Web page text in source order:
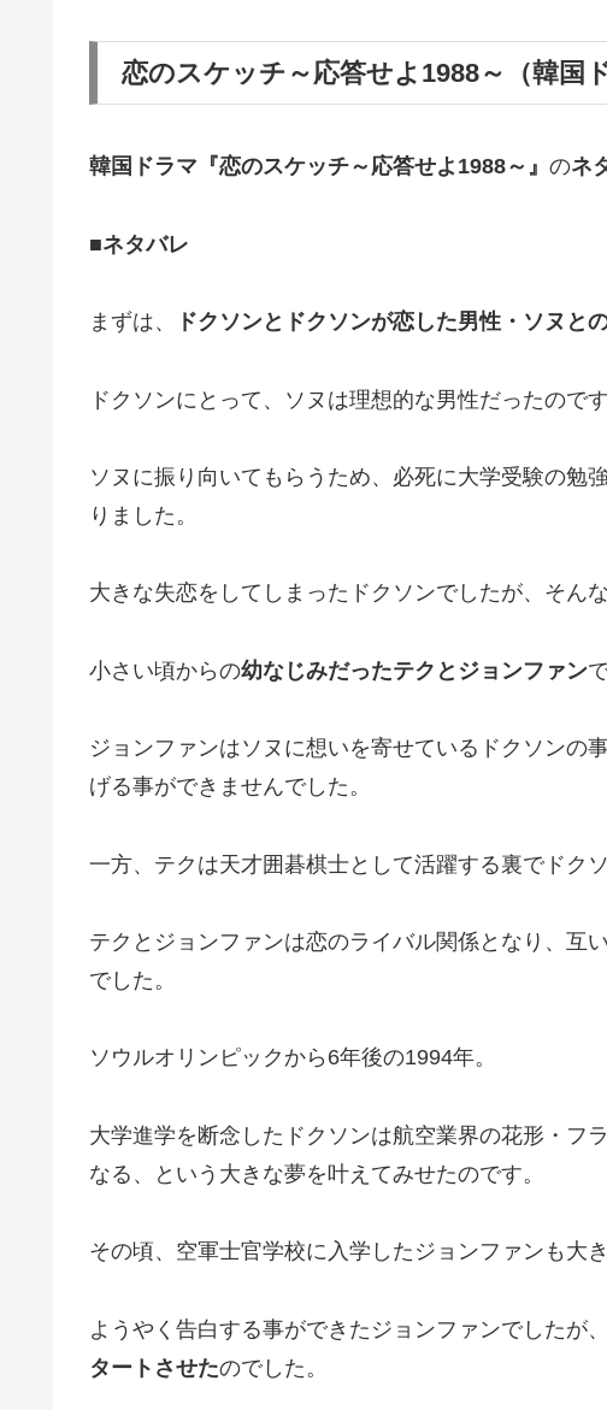
恋のスケッチ～応答せよ1988～（韓国
韓国ドラマ『恋のスケッチ～応答せよ1988～』 のネ
■ネタバレ
まずは、 ドクソンとドクソンが恋した男性・ソヌと
ドクソンにとって、ソヌは理想的な男性だったので
ソヌに振り向いてもらうため、必死に大学受験の勉
りました。
大きな失恋をしてしまったドクソンでしたが、そんな
小さい頃からの幼なじみだったテクとジョンファン
ジョンファンはソヌに想いを寄せているドクソンの
げる事ができませんでした。
一方、テクは天才囲碁棋士として活躍する裏でドク
テクとジョンファンは恋のライバル関係となり、互
でした。
ソウルオリンピックから6年後の1994年。
大学進学を断念したドクソンは航空業界の花形・フ
なる、という大きな夢を叶えてみせたのです。
その頃、空軍士官学校に入学したジョンファンも大
ようやく告白する事ができたジョンファンでしたが
タートさせたのでした。